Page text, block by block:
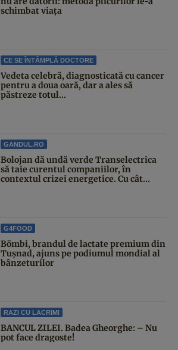
schimbat viața
CE SE ÎNTÂMPLĂ DOCTORE
Vedeta celebră, diagnosticată cu cancer
pentru a doua oară, dar a ales să
păstreze totul...
GANDUL.RO
Bolojan dă undă verde Transelectrica
să taie curentul companiilor, în
contextul crizei energetice. Cu cât...
G4FOOD
Bömbi, brandul de lactate premium din
Tușnad, ajuns pe podiumul mondial al
bânzeturilor
RAZI CU LACRIMI
BANCUL ZILEI. Badea Gheorghe: – Nu
pot face dragoste!